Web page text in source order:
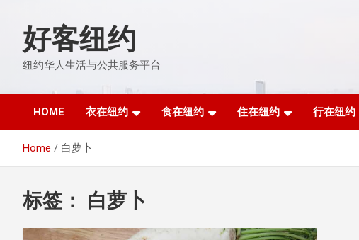
content好客纽约
纽约华人生活与公共服务平台
HOME 衣在纽约 食在纽约 住在纽约 行在纽约
Home 白萝卜
标签： 白萝卜